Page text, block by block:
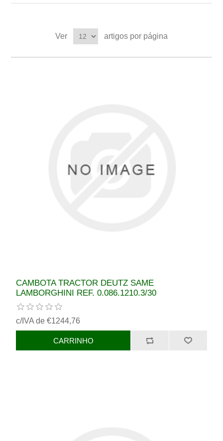
Ver artigos por página
CAMBOTA TRACTOR DEUTZ SAME
LAMBORGHINI REF. 0.086.1210.3/30
c/IVA de €1244,76